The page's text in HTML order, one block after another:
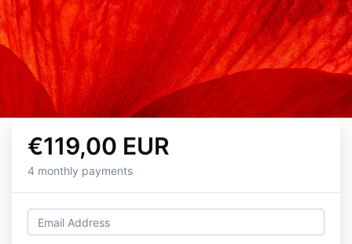
€119,00 EUR
4 monthly payments